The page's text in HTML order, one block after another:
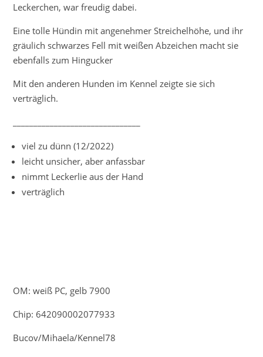
Leckerchen, war freudig dabei.
Eine tolle Hündin mit angenehmer Streichelhöhe, und ihr
gräulich schwarzes Fell mit weißen Abzeichen macht sie
ebenfalls zum Hingucker
Mit den anderen Hunden im Kennel zeigte sie sich
verträglich.
viel zu dünn (12/2022)
leicht unsicher, aber anfassbar
nimmt Leckerlie aus der Hand
verträglich
OM: weiß PC, gelb 7900
Chip: 642090002077933
Bucov/Mihaela/Kennel78